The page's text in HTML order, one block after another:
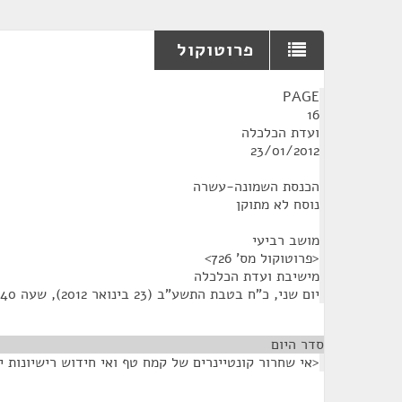
פרוטוקול
PAGE
16
ועדת הכלכלה
23/01/2012
הכנסת השמונה-עשרה
נוסח לא מתוקן
מושב רביעי
<פרוטוקול מס' 726>
מישיבת ועדת הכלכלה
יום שני, כ"ח בטבת התשע"ב (23 בינואר 2012), שעה 15:40
סדר היום
<אי שחרור קונטיינרים של קמח טף ואי חידוש רישיונות